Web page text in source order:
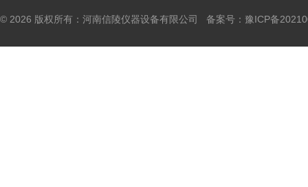
© 2026 版权所有：河南信陵仪器设备有限公司 备案号： 豫ICP备